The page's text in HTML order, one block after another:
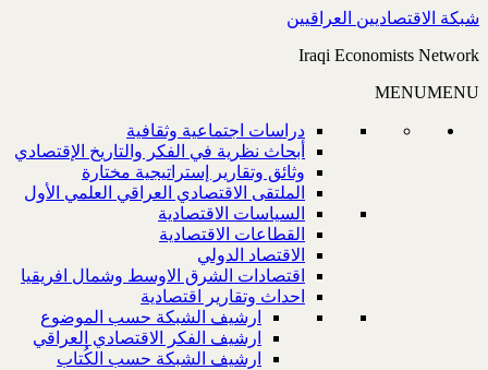
شبكة الاقتصاديين العراقيين
Iraqi Economists Network
MENUMENU
دراسات اجتماعية وثقافية
أبحاث نظرية في الفكر والتاريخ الإقتصادي
وثائق وتقارير إستراتيجية مختارة
الملتقى الاقتصادي العراقي العلمي الأول
السياسات الاقتصادية
القطاعات الاقتصادية
الاقتصاد الدولي
اقتصادات الشرق الاوسط وشمال افريقيا
احداث وتقارير اقتصادية
ارشيف الشبكة حسب الموضوع
ارشيف الفكر الاقتصادي العراقي
ارشيف الشبكة حسب الكُتاب